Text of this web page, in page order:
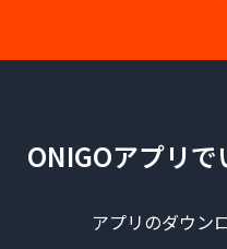
ONIGOアプリ
アプリのダウン